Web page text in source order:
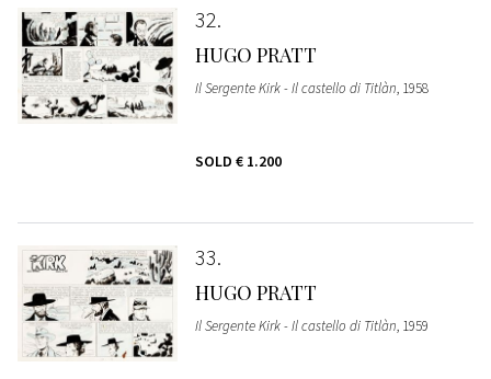
32
HUGO PRATT
Il Sergente Kirk - Il castello di Titlàn, 1958
SOLD € 1.200
33
HUGO PRATT
Il Sergente Kirk - Il castello di Titlàn, 1959